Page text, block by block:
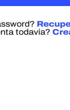
todavía?